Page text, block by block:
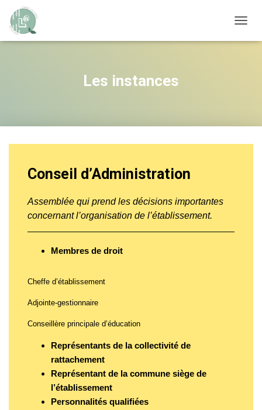
Les instances
Conseil d’Administration
Assemblée qui prend les décisions importantes
concernant l’organisation de l’établissement.
Membres de droit
Cheffe d’établissement
Adjointe-gestionnaire
Conseillère principale d’éducation
Représentants de la collectivité de
rattachement
Représentant de la commune siège de
l’établissement
Personnalités qualifiées